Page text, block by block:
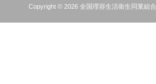
Copyright © 2026 全国理容生活衛生同業組